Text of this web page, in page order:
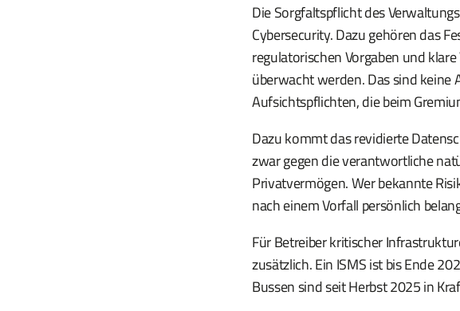
Die Sorgfaltspflicht des
Cybersecurity. Dazu gehören das
regulatorischen Vorgaben und
überwacht werden. Das sind keine
Aufsichtspflichten, die beim
Dazu kommt das revidierte
zwar gegen die verantwortliche
Privatvermögen. Wer bekannte
nach einem Vorfall persönlich
Für Betreiber kritischer
zusätzlich. Ein ISMS ist bis Ende
Bussen sind seit Herbst 2025 in